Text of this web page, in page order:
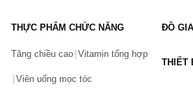
THỰC PHẨM CHỨC NĂNG
Tăng chiều cao Vitamin tổng hợp
Viên uống mọc tóc
ĐỒ
THIẾT